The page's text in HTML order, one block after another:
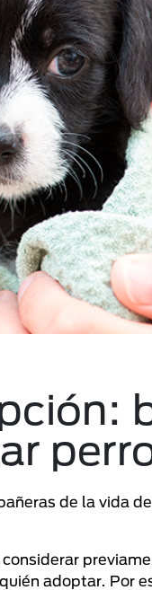
de la vida
adoptar. Por